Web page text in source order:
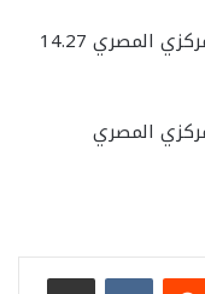
سجل سعر الريال السعودي في البنك المركزي المصري 14.27
المصري
مشاركة عبر البريد